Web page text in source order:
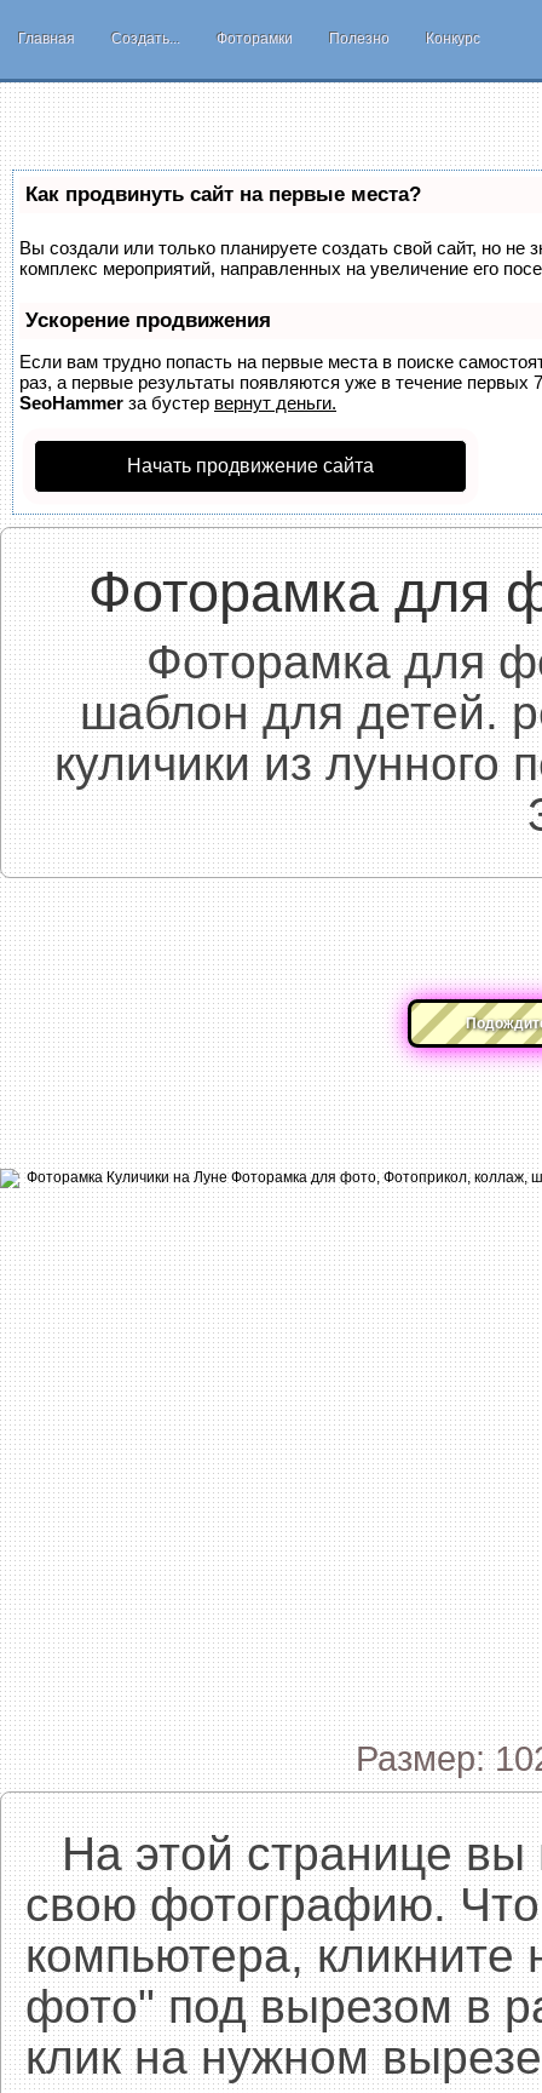
Главная Создать... Фоторамки Полезно Конкурс
Как продвинуть сайт на первые места?
Вы создали или только планируете создать свой сайт, но не
комплекс мероприятий, направленных на увеличение его
Ускорение продвижения
Если вам трудно попасть на первые места в поиске
раз, а первые результаты появляются уже в течение первых
SeoHammer за бустер вернут деньги.
Начать продвижение сайта
Фоторамка для
Фоторамка для
шаблон для детей.
куличики из лунного
Размер:
На этой странице вы
свою фотографию.
компьютера, кликните
фото" под вырезом в
клик на нужном